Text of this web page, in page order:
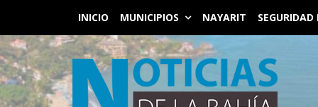
INICIO MUNICIPIOS NAYARIT